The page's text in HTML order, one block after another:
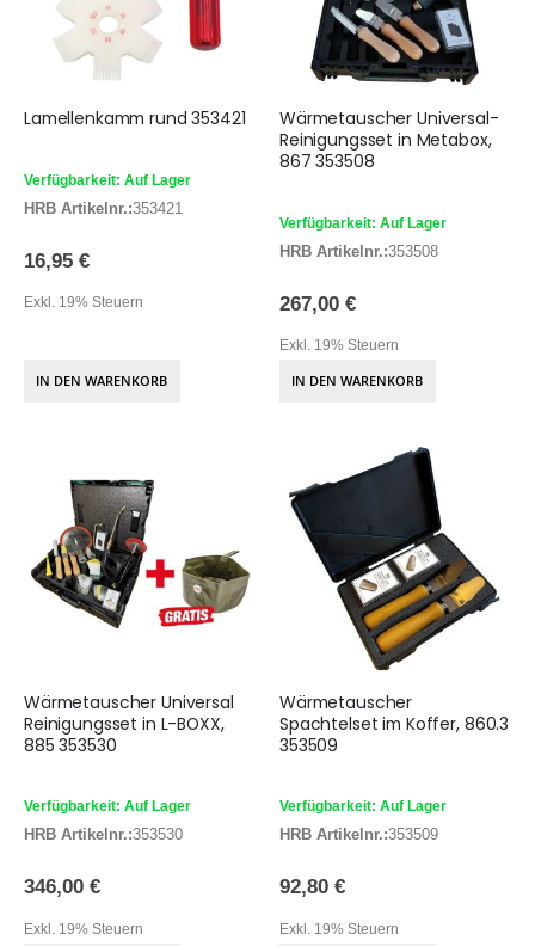
Lamellenkamm rund 353421
Verfügbarkeit: Auf Lager
HRB Artikelnr.:353421
16,95 €
Exkl. 19% Steuern
IN DEN WARENKORB
Wärmetauscher Universal-
Reinigungsset in Metabox,
867 353508
Verfügbarkeit: Auf Lager
HRB Artikelnr.:353508
267,00 €
Exkl. 19% Steuern
IN DEN WARENKORB
Wärmetauscher Universal
Reinigungsset in L-BOXX,
885 353530
Verfügbarkeit: Auf Lager
HRB Artikelnr.:353530
346,00 €
Exkl. 19% Steuern
Wärmetauscher
Spachtelset im Koffer, 860.3
353509
Verfügbarkeit: Auf Lager
HRB Artikelnr.:353509
92,80 €
Exkl. 19% Steuern